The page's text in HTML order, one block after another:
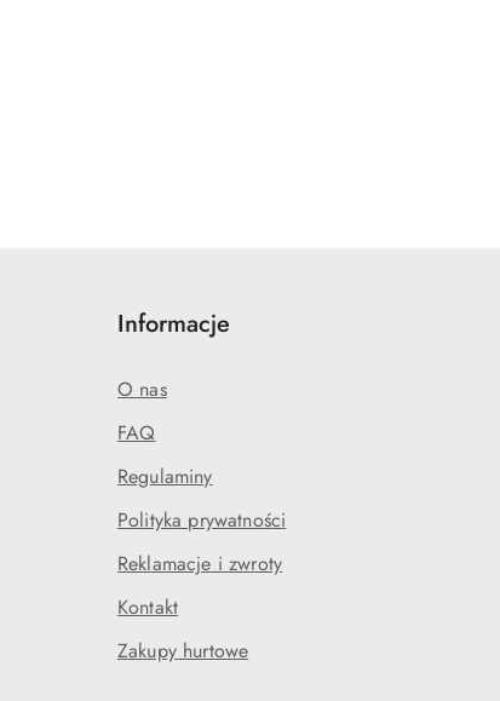
Informacje
O nas
FAQ
Regulaminy
Polityka prywatności
Reklamacje i zwroty
Kontakt
Zakupy hurtowe